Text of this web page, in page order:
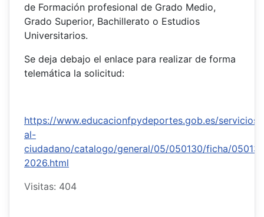
de Formación profesional de Grado Medio,
Grado Superior, Bachillerato o Estudios
Universitarios.
Se deja debajo el enlace para realizar de forma
telemática la solicitud:
https://www.educacionfpydeportes.gob.es/servicios-
al-
ciudadano/catalogo/general/05/050130/ficha/
2026.html
Visitas: 404